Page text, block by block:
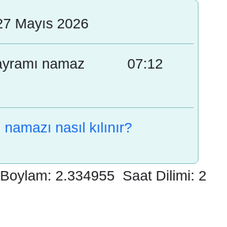
Mayıs 2026
namaz
07:12
nasıl kılınır?
Boylam: 2.334955 Saat Dilimi: 2